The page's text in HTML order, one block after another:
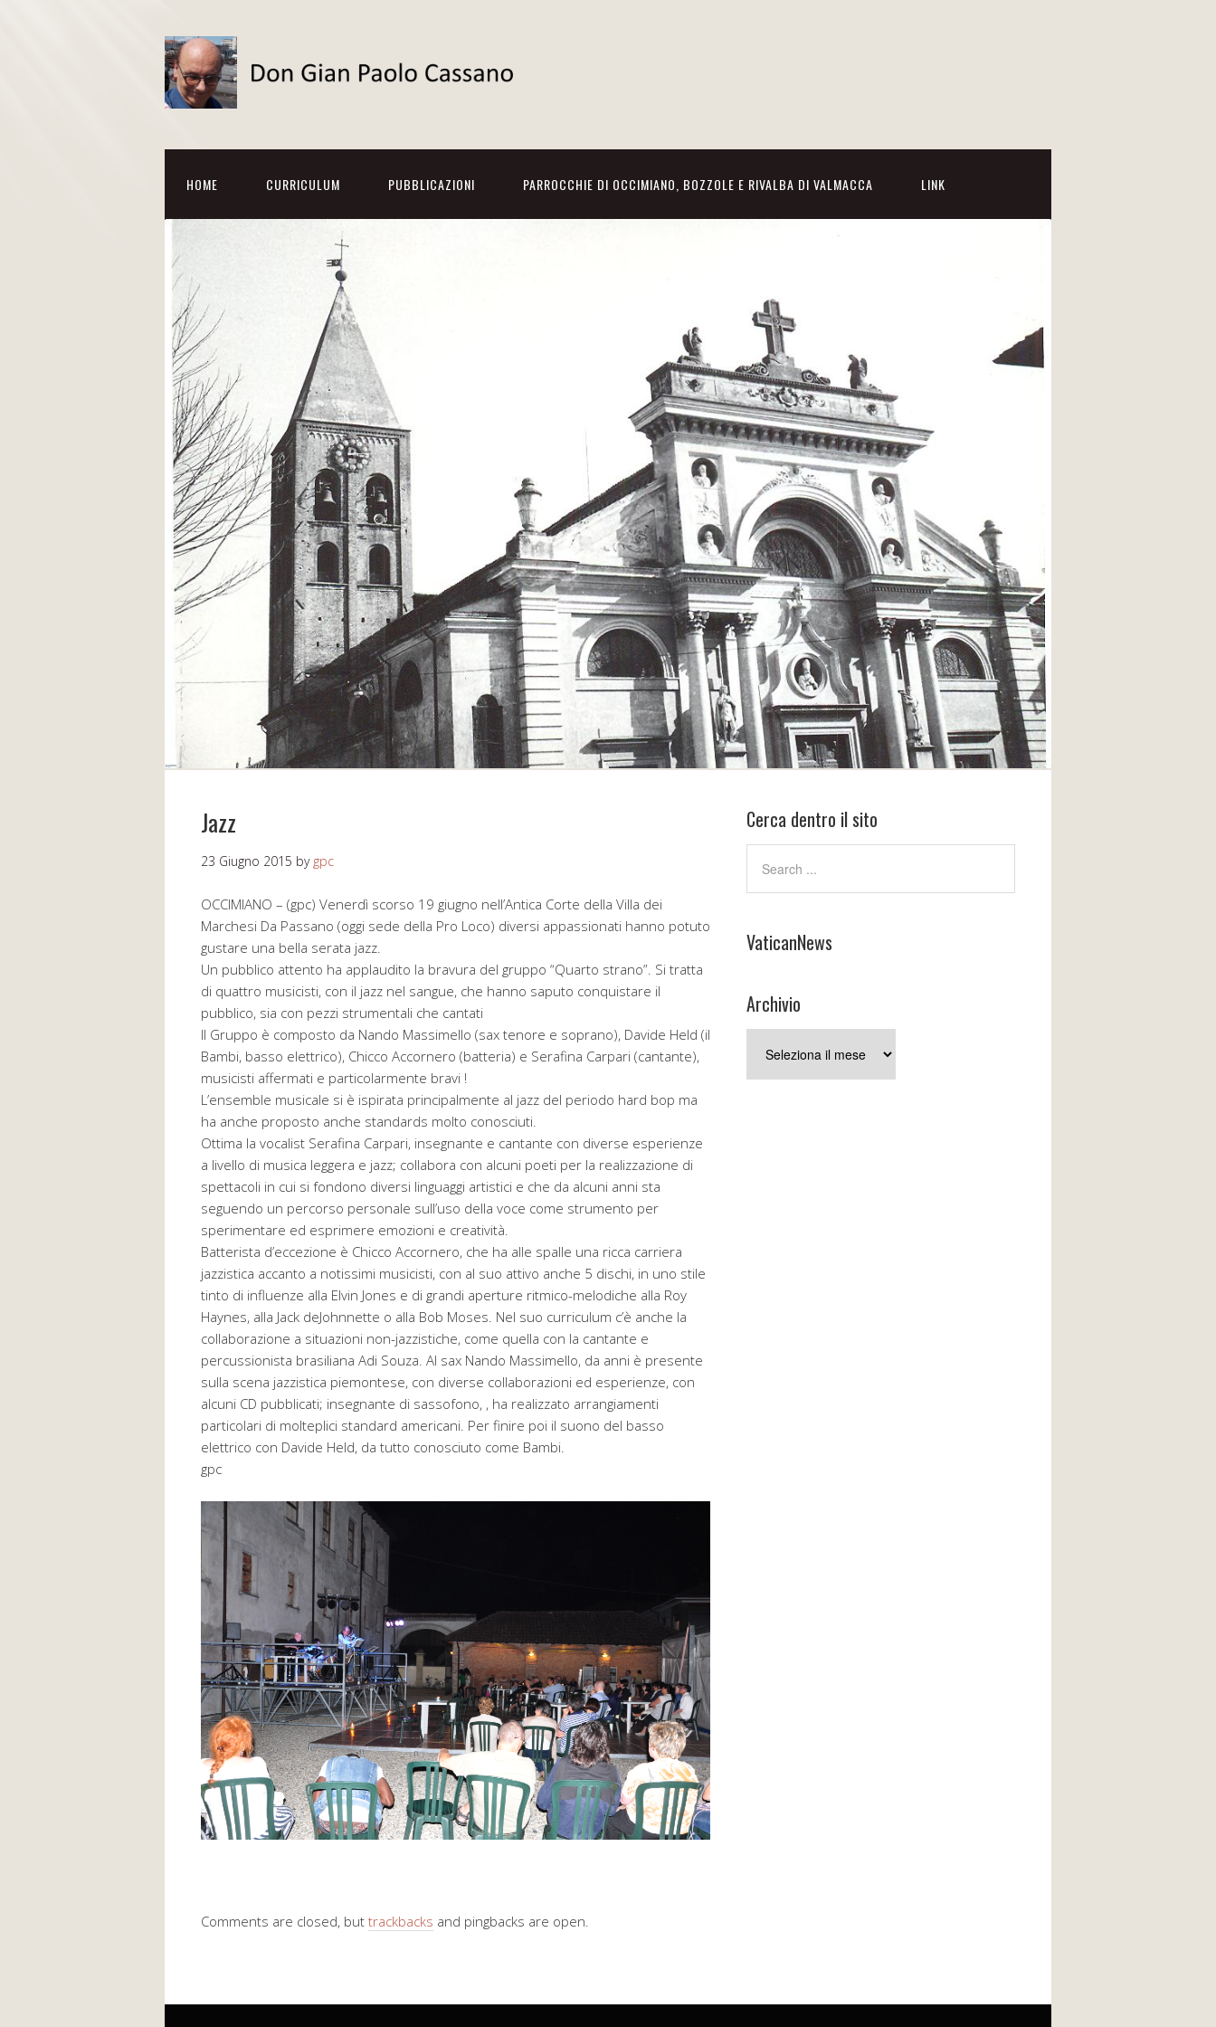
HOME CURRICULUM PUBBLICAZIONI PARROCCHIE DI OCCIMIANO, BOZZOLE E RIVALBA DI VALMACCA LINK
Jazz
23 Giugno 2015 by gpc
OCCIMIANO – (gpc) Venerdì scorso 19 giugno nell’Antica Corte della Villa dei
Marchesi Da Passano (oggi sede della Pro Loco) diversi appassionati hanno potuto
gustare una bella serata jazz.
Un pubblico attento ha applaudito la bravura del gruppo “Quarto strano”. Si tratta
di quattro musicisti, con il jazz nel sangue, che hanno saputo conquistare il
pubblico, sia con pezzi strumentali che cantati
Il Gruppo è composto da Nando Massimello (sax tenore e soprano), Davide Held (il
Bambi, basso elettrico), Chicco Accornero (batteria) e Serafina Carpari (cantante),
musicisti affermati e particolarmente bravi !
L’ensemble musicale si è ispirata principalmente al jazz del periodo hard bop ma
ha anche proposto anche standards molto conosciuti.
Ottima la vocalist Serafina Carpari, insegnante e cantante con diverse esperienze
a livello di musica leggera e jazz; collabora con alcuni poeti per la realizzazione di
spettacoli in cui si fondono diversi linguaggi artistici e che da alcuni anni sta
seguendo un percorso personale sull’uso della voce come strumento per
sperimentare ed esprimere emozioni e creatività.
Batterista d’eccezione è Chicco Accornero, che ha alle spalle una ricca carriera
jazzistica accanto a notissimi musicisti, con al suo attivo anche 5 dischi, in uno stile
tinto di influenze alla Elvin Jones e di grandi aperture ritmico-melodiche alla Roy
Haynes, alla Jack deJohnnette o alla Bob Moses. Nel suo curriculum c’è anche la
collaborazione a situazioni non-jazzistiche, come quella con la cantante e
percussionista brasiliana Adi Souza. Al sax Nando Massimello, da anni è presente
sulla scena jazzistica piemontese, con diverse collaborazioni ed esperienze, con
alcuni CD pubblicati; insegnante di sassofono, , ha realizzato arrangiamenti
particolari di molteplici standard americani. Per finire poi il suono del basso
elettrico con Davide Held, da tutto conosciuto come Bambi.
gpc
Comments are closed, but trackbacks and pingbacks are open.
Cerca dentro il sito
VaticanNews
Archivio